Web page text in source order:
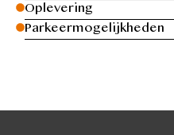
Oplevering
Parkeermogelijkheden